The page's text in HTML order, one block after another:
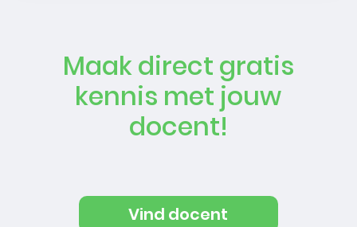
Maak direct gratis
kennis met jouw
docent!
Vind docent